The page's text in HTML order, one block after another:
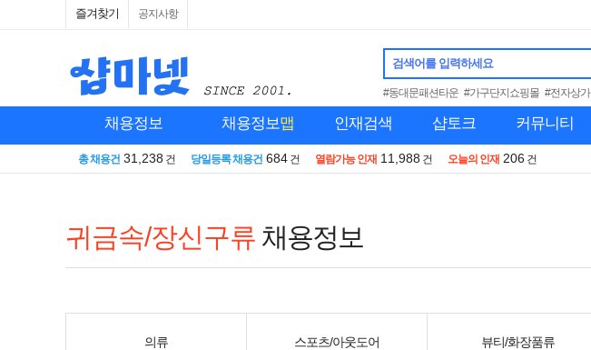
즐겨찾기 공지사항
검색어를 입력하세요
#동대문패션타운 #가구단지쇼핑몰 #전자상가
채용정보 채용정보맵 인재검색 샵토크 커뮤니티
총 채용건 31,238 건 당일등록 채용건 684 건 열람가능 인재 11,988 건 오늘의 인재 206 건
귀금속/장신구류 채용정보
의류 스포츠/아웃도어 뷰티/화장품류